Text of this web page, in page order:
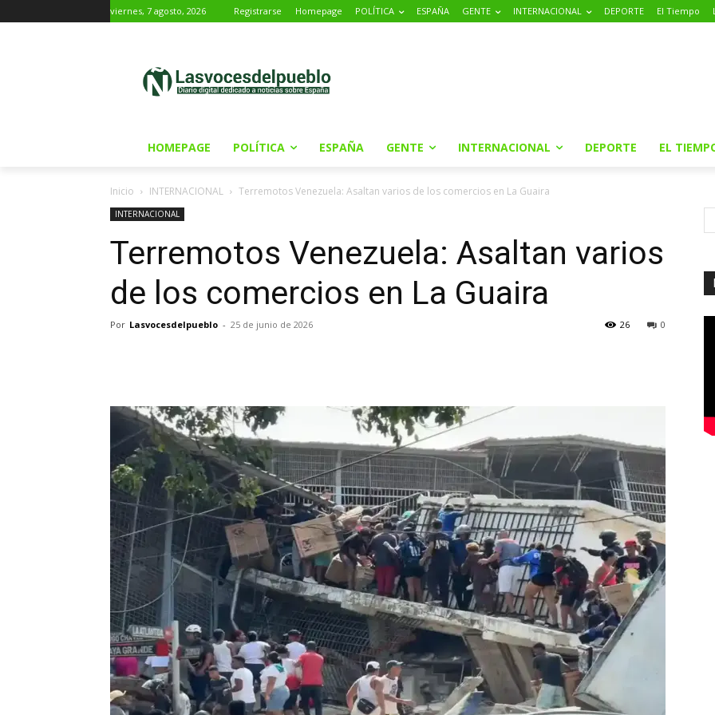
viernes, 7 agosto, 2026 Registrarse Homepage POLÍTICA ESPAÑA GENTE INTERNACIONAL DEPORTE El Tiempo
HOMEPAGE POLÍTICA ESPAÑA GENTE INTERNACIONAL DEPORTE EL
Inicio INTERNACIONAL Terremotos Venezuela: Asaltan varios de los comercios en La Guaira
INTERNACIONAL
Terremotos Venezuela: Asaltan varios
de los comercios en La Guaira
Por Lasvocesdelpueblo - 25 de junio de 2026 0
26